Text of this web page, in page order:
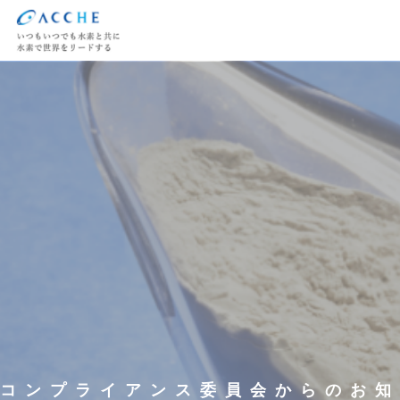
コンプライアンス委員会からのお知